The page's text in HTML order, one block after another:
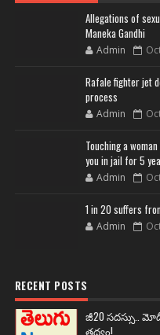
Allegations of
Maneka Gandhi
Admin
Rafale fighter jet
process
Admin
Touching a
you in jail for 5
Admin
1 in 20 suffers
Admin
RECENT POSTS
జీ20 సదస్సు..
తథ్యం!